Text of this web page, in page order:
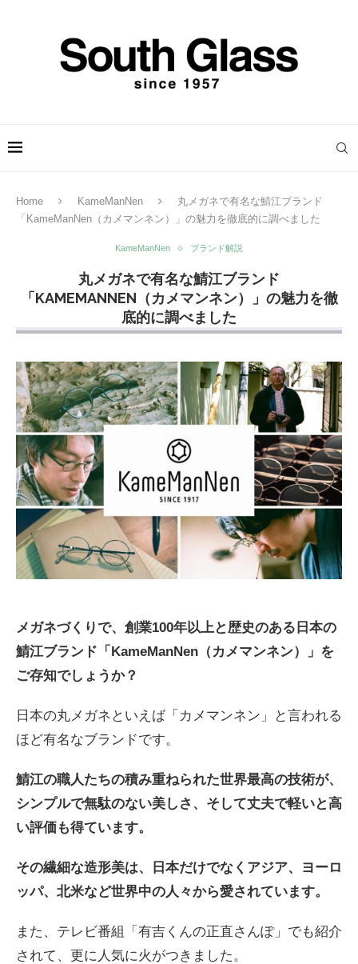
Home KameManNen
丸メガネで有名な鯖江ブランド
「KameManNen（カメマンネン）」の魅力を徹底的に調べました
KameManNen ブランド解説
丸メガネで有名な鯖江ブランド
「KAMEMANNEN（カメマンネン）」の魅力を徹
底的に調べました
メガネづくりで、創業100年以上と 歴史のある日本の
鯖江ブランド「KameManNen（カメマンネン）」を
ご存知でしょうか？
日本の丸メガネといえば「カメマンネン」と言われる
ほど有名なブランドです。
鯖江の職人たちの積み重ねられた世界最高の技術が、
シンプルで無駄のない美しさ、そして丈夫で軽いと高
い評価も得ています。
その繊細な造形美は、日本だけでなくアジア、ヨーロ
ッパ、北米など世界中の人々から愛されています。
また、テレビ番組「有吉くんの正直さんぽ」でも紹介
されて、更に人気に火がつきました。